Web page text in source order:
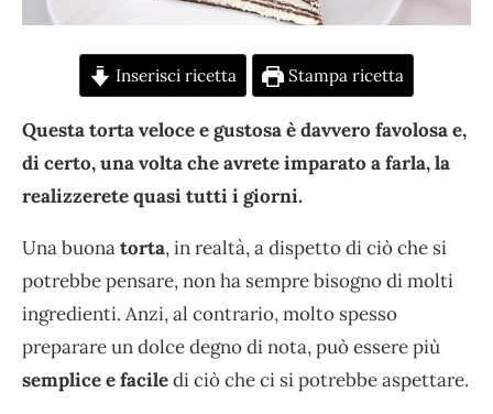
Inserisci ricetta Stampa ricetta
Questa torta veloce e gustosa è davvero favolosa e,
di certo, una volta che avrete imparato a farla, la
realizzerete quasi tutti i giorni.
Una buonatorta, in realtà, a dispetto di ciò che si
potrebbe pensare, non ha sempre bisogno di molti
ingredienti. Anzi, al contrario, molto spesso
preparare un dolce degno di nota, può essere più
semplice e faciledi ciò che ci si potrebbe aspettare.